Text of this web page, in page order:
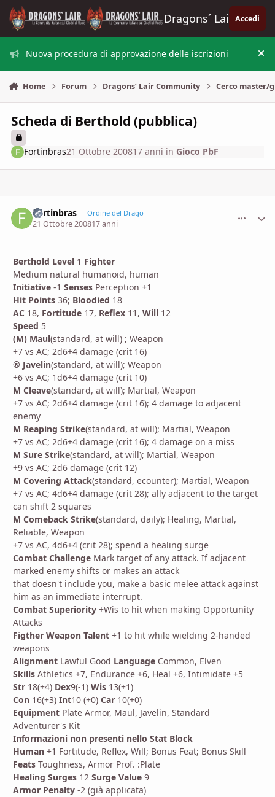
Vai al contenuto
Dragons´ Lair Accedi
Nuova procedura di approvazione delle iscrizioni
Home Forum Dragons’ Lair Community Cerco master/
Scheda di Berthold (pubblica)
Fortinbras21 Ottobre 200817 anni in Gioco PbF
Fortinbras Ordine del Drago
21 Ottobre 200817 anni
Berthold Level 1 Fighter
Medium natural humanoid, human
Initiative -1 Senses Perception +1
Hit Points 36; Bloodied 18
AC 18, Fortitude 17, Reflex 11, Will 12
Speed 5
(M) Maul(standard, at will) ; Weapon
+7 vs AC; 2d6+4 damage (crit 16)
® Javelin(standard, at will); Weapon
+6 vs AC; 1d6+4 damage (crit 10)
M Cleave(standard, at will); Martial, Weapon
+7 vs AC; 2d6+4 damage (crit 16); 4 damage to adjacent
enemy
M Reaping Strike(standard, at will); Martial, Weapon
+7 vs AC; 2d6+4 damage (crit 16); 4 damage on a miss
M Sure Strike(standard, at will); Martial, Weapon
+9 vs AC; 2d6 damage (crit 12)
M Covering Attack(standard, ecounter); Martial, Weapon
+7 vs AC; 4d6+4 damage (crit 28); ally adjacent to the target
can shift 2 squares
M Comeback Strike(standard, daily); Healing, Martial,
Reliable, Weapon
+7 vs AC, 4d6+4 (crit 28); spend a healing surge
Combat Challenge Mark target of any attack. If adjacent
marked enemy shifts or makes an attack
that doesn't include you, make a basic melee attack against
him as an immediate interrupt.
Combat Superiority +Wis to hit when making Opportunity
Attacks
Figther Weapon Talent +1 to hit while wielding 2-handed
weapons
Alignment Lawful Good Language Common, Elven
Skills Athletics +7, Endurance +6, Heal +6, Intimidate +5
Str 18(+4) Dex9(-1) Wis 13(+1)
Con 16(+3) Int10 (+0) Car 10(+0)
Equipment Plate Armor, Maul, Javelin, Standard
Adventurer's Kit
Informazioni non presenti nello Stat Block
Human +1 Fortitude, Reflex, Will; Bonus Feat; Bonus Skill
Feats Toughness, Armor Prof. :Plate
Healing Surges 12 Surge Value 9
Armor Penalty -2 (già applicata)